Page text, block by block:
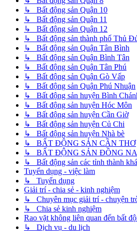
↳ Bất động sản Quận 10
↳ Bất động sản Quận 11
↳ Bất động sản Quận 12
↳ Bất động sản thành phố Thủ
↳ Bất động sản Quận Tân Bình
↳ Bất động sản Quận Bình Tân
↳ Bất động sản Quận Tân Phú
↳ Bất động sản Quận Gò Vấp
↳ Bất động sản Quận Phú Nhuận
↳ Bất động sản huyện Bình
↳ Bất động sản huyện Hóc Môn
↳ Bất động sản huyện Cần Giờ
↳ Bất động sản huyện Củ Chi
↳ Bất động sản huyện Nhà bè
↳ BẤT ĐỘNG SẢN CẦN THƠ
↳ BẤT ĐỘNG SẢN ĐỒNG
↳ Bất động sản các tỉnh thành
Tuyển dụng - việc làm
↳ Tuyển dụng
Giải trí - chia sẻ - kinh nghiệm
↳ Chuyên mục giải trí - chuyện
↳ Chia sẻ kinh nghiệm
Rao vặt không liên quan đến bất
↳ Dịch vụ - du lịch